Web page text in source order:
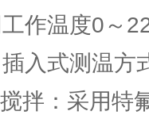
作温度0～
入式测温方
拌：采用特